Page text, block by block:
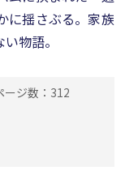
に揺さぶる。家族
物語。
ージ数：312